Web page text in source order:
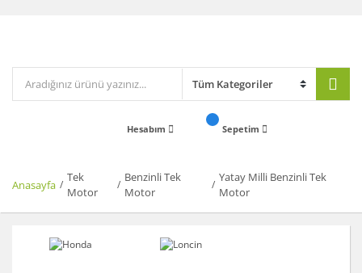
Hesabım Sepetim
Anasayfa
Tek
Motor
Benzinli Tek
Motor
Yatay Milli Benzinli Tek
Motor